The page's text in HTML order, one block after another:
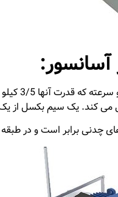
آسانسور:
موتور
می کند. یک سیم بکسل از
چدنی برابر است و در